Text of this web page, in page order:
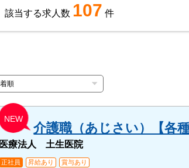
該当する求人数 107 件
NEW
介護職（あじさい）【各種
医療法人 土生医院
正社員 昇給あり 賞与あり